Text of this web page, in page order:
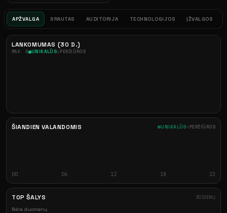
APŽVALGA SRAUTAS AUDITORIJA TECHNOLOGIJOS ĮŽVALGOS
LANKOMUMAS (30 D.)
MAX: 0 UNIKALŪS PERŽIŪROS
ŠIANDIEN VALANDOMIS UNIKALŪS PERŽIŪROS
00 06 12 18 23
TOP ŠALYS 30 DIENŲ
Nėra duomenų